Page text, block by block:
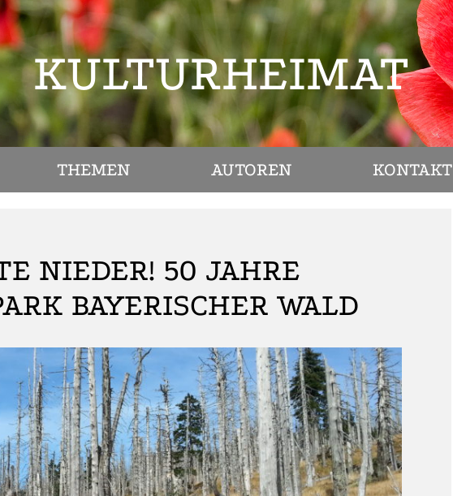
KULTURHEIMAT
THEMEN AUTOREN KONTAKT
NIEDER! 50 JAHRE
BAYERISCHER WALD